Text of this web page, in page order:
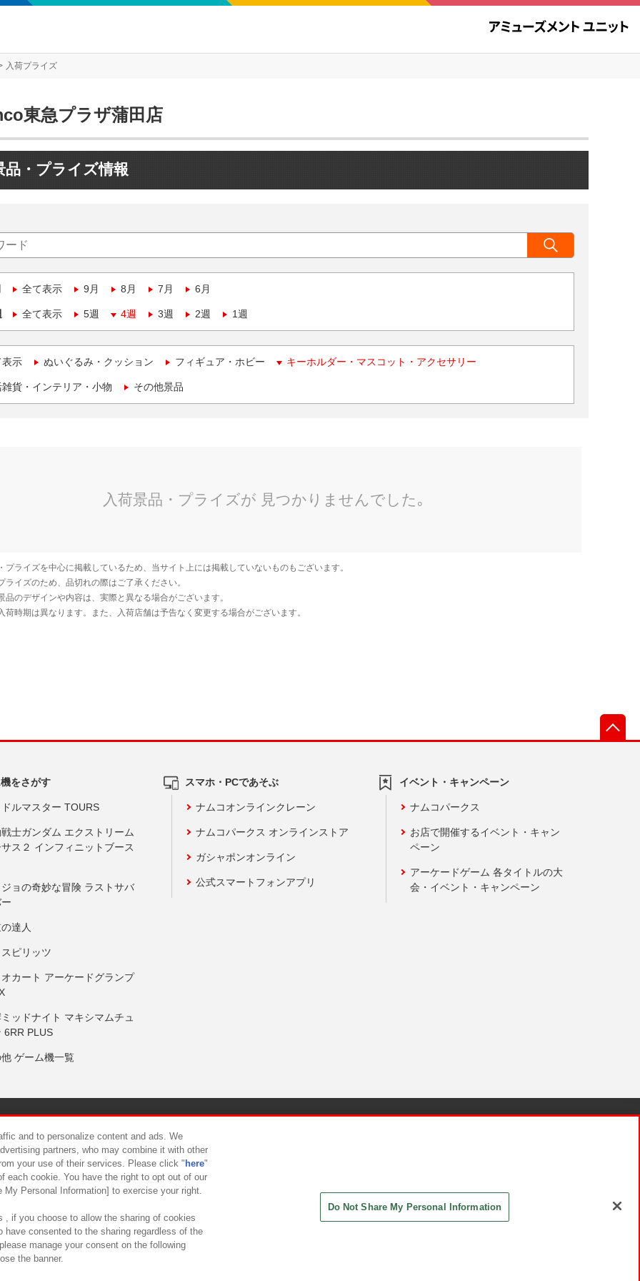
入荷プライズ
東急プラザ蒲田店
品・プライズ情報
全て表示 9月 8月 7月 6月
全て表示 5週 4週 3週 2週 1週
表示 ぬいぐるみ・クッション フィギュア・ホビー キーホルダー・マスコット・アクセサリー
貨・インテリア・小物 その他景品
をさがす
ルマスター TOURS
士ガンダム エクストリーム
ス２ インフィニットブース
ョの奇妙な冒険 ラストサバ
達人
ピリッツ
カート アーケードグランプ
ッドナイト マキシマムチュ
6RR PLUS
ゲーム機一覧
スマホ・PCであそぶ
ナムコオンラインクレーン
ナムコパークス オンラインストア
ガシャポンオンライン
公式スマートフォンアプリ
イベント・キャンペーン
ナムコパークス
お店で開催するイベント・キャン
ペーン
アーケードゲーム 各タイトルの大
会・イベント・キャンペーン
について カスタマーハラスメント対応方針
and to personalize content and ads. We
partners, who may combine it with other
your use of their services. Please click " here"
each cookie. You have the right to opt out of our
Personal Information] to exercise your right.
, if you choose to allow the sharing of cookies
have consented to the sharing regardless of the
manage your consent on the following
the banner.
Do Not Share My Personal Information